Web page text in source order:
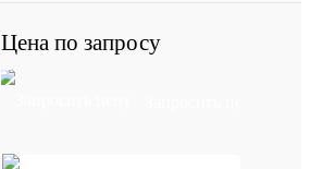
Цена по запросу